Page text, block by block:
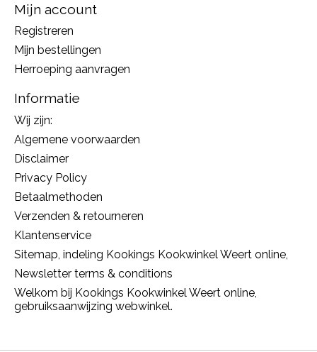
Mijn account
Registreren
Mijn bestellingen
Herroeping aanvragen
Informatie
Wij zijn:
Algemene voorwaarden
Disclaimer
Privacy Policy
Betaalmethoden
Verzenden & retourneren
Klantenservice
Sitemap, indeling Kookings Kookwinkel Weert online,
Newsletter terms & conditions
Welkom bij Kookings Kookwinkel Weert online,
gebruiksaanwijzing webwinkel.